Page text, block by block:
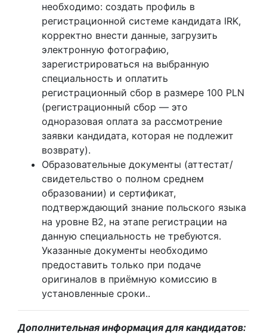
необходимо: создать профиль в
регистрационной системе кандидата IRK,
корректно внести данные, загрузить
электронную фотографию,
зарегистрироваться на выбранную
специальность и оплатить
регистрационный сбор в размере 100 PLN
(регистрационный сбор — это
одноразовая оплата за рассмотрение
заявки кандидата, которая не подлежит
возврату).
Образовательные документы (аттестат/
свидетельство о полном среднем
образовании) и сертификат,
подтверждающий знание польского языка
на уровне B2, на этапе регистрации на
данную специальность не требуются.
Указанные документы необходимо
предоставить только при подаче
оригиналов в приёмную комиссию в
установленные сроки..
Дополнительная информация для кандидатов: